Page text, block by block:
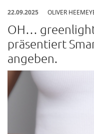
22.09.2025 OLIVER
OH…
präsentiert
angeben.